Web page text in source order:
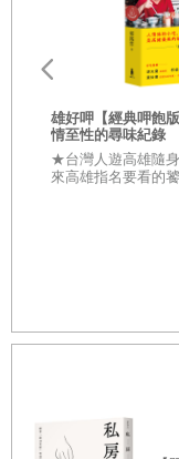
從根固本，調理臟腑
中國傳統哲學，將
《五行藥膳》依據
自然有五運時序變
個五行運轉的天地
雄好呷【經典呷飽
情至性的尋味紀錄
★台灣人遊高雄隨
來高雄指名要看的